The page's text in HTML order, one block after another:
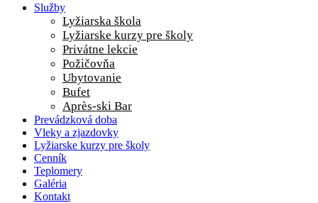
Služby
Lyžiarska škola
Lyžiarske kurzy pre školy
Privátne lekcie
Požičovňa
Ubytovanie
Bufet
Après-ski Bar
Prevádzková doba
Vleky a zjazdovky
Lyžiarske kurzy pre školy
Cenník
Teplomery
Galéria
Kontakt